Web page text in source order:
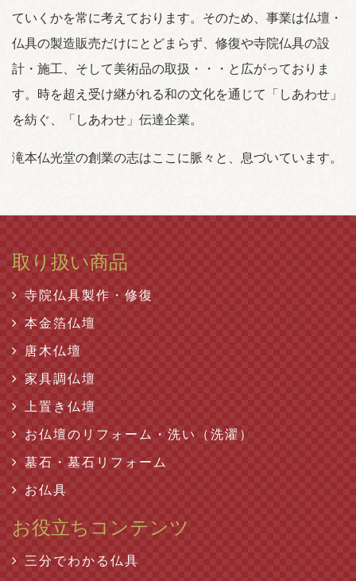
ていくかを常に考えております。そのため、事業は仏壇・
仏具の製造販売だけにとどまらず、修復や寺院仏具の設
計・施工、そして美術品の取扱・・・と広がっておりま
す。時を超え受け継がれる和の文化を通じて「しあわせ」
を紡ぐ、「しあわせ」伝達企業。
滝本仏光堂の創業の志はここに脈々と、息づいています。
取り扱い商品
寺院仏具製作・修復
本金箔仏壇
唐木仏壇
家具調仏壇
上置き仏壇
お仏壇のリフォーム・洗い（洗濯）
墓石・墓石リフォーム
お仏具
お役立ちコンテンツ
三分でわかる仏具